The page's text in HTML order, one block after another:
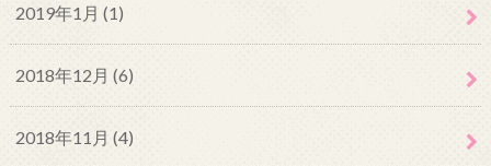
2019年1月 (1)
2018年12月 (6)
2018年11月 (4)